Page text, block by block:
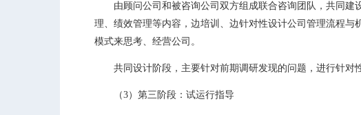
由顾问公司和被咨询公司双方组成联合咨询团队，共同建
理、绩效管理等内容，边培训、边针对性设计公司管理流程
模式来思考、经营公司。
共同设计阶段，主要针对前期调研发现的问题，进行针对
（3）第三阶段：试运行指导